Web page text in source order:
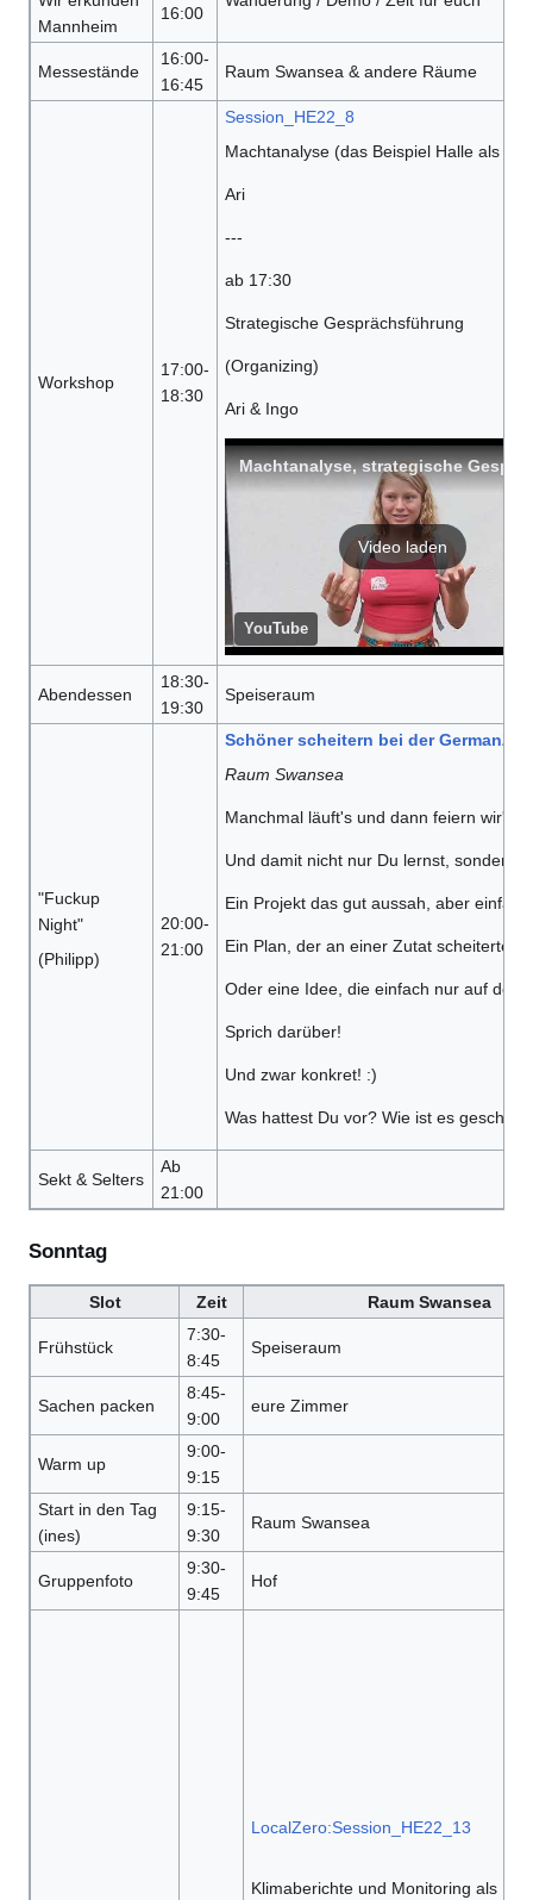
Mannheim
16:00
Messestände
16:00-
16:45
Raum Swansea & andere Räume
Workshop
17:00-
18:30
Session_HE22_8
Machtanalyse (das Beispiel Halle als
Ari
---
ab 17:30
Strategische Gesprächsführung
(Organizing)
Ari & Ingo
Video laden
YouTube
Abendessen
18:30-
19:30
Speiseraum
"Fuckup
Night"
(Philipp)
20:00-
21:00
Schöner scheitern bei der
Raum Swansea
Manchmal läuft's und dann feiern wir's
Und damit nicht nur Du lernst, sondern
Ein Projekt das gut aussah, aber
Ein Plan, der an einer Zutat scheiterte?
Oder eine Idee, die einfach nur auf dem
Sprich darüber!
Und zwar konkret! :)
Was hattest Du vor? Wie ist es
Sekt & Selters
Ab
21:00
Sonntag
Slot Zeit Raum Swansea
Frühstück
7:30-
8:45
Speiseraum
Sachen packen
8:45-
9:00
eure Zimmer
Warm up
9:00-
9:15
Start in den Tag
(ines)
9:15-
9:30
Raum Swansea
Gruppenfoto
9:30-
9:45
Hof
LocalZero:Session_HE22_13
Klimaberichte und Monitoring als